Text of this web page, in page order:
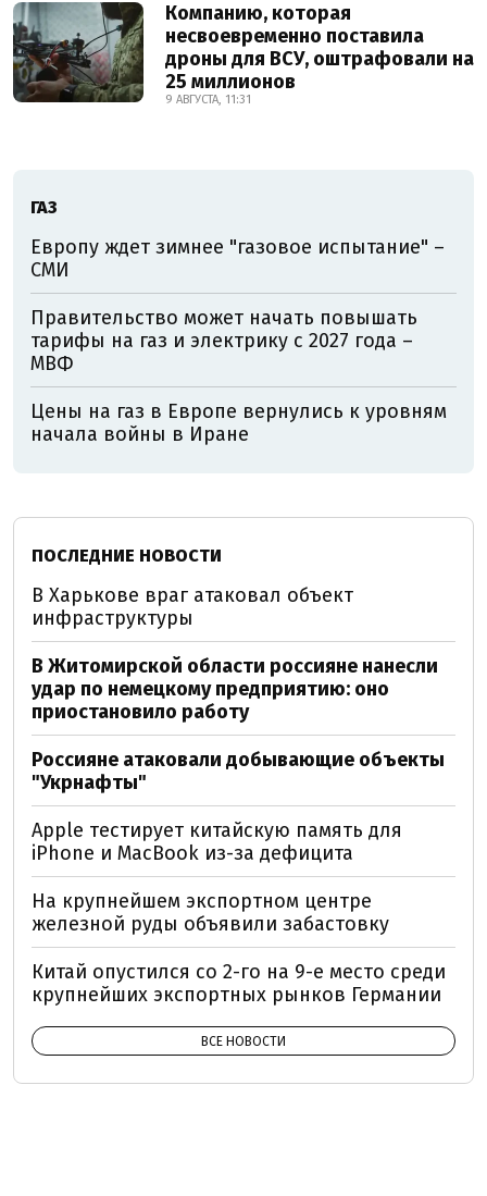
Компанию, которая
несвоевременно поставила
дроны для ВСУ, оштрафовали на
25 миллионов
9 АВГУСТА, 11:31
ГАЗ
Европу ждет зимнее "газовое испытание" –
СМИ
Правительство может начать повышать
тарифы на газ и электрику с 2027 года –
МВФ
Цены на газ в Европе вернулись к уровням
начала войны в Иране
ПОСЛЕДНИЕ НОВОСТИ
В Харькове враг атаковал объект
инфраструктуры
В Житомирской области россияне нанесли
удар по немецкому предприятию: оно
приостановило работу
Россияне атаковали добывающие объекты
"Укрнафты"
Apple тестирует китайскую память для
iPhone и MacBook из-за дефицита
На крупнейшем экспортном центре
железной руды объявили забастовку
Китай опустился со 2-го на 9-е место среди
крупнейших экспортных рынков Германии
ВСЕ НОВОСТИ